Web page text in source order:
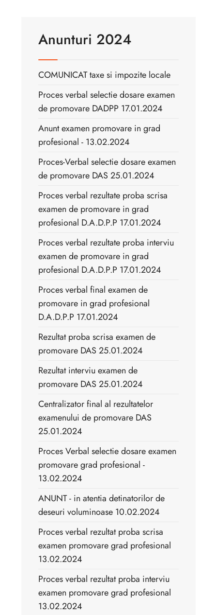
Anunturi 2024
COMUNICAT taxe si impozite locale
Proces verbal selectie dosare examen
de promovare DADPP 17.01.2024
Anunt examen promovare in grad
profesional - 13.02.2024
Proces-Verbal selectie dosare examen
de promovare DAS 25.01.2024
Proces verbal rezultate proba scrisa
examen de promovare in grad
profesional D.A.D.P.P 17.01.2024
Proces verbal rezultate proba interviu
examen de promovare in grad
profesional D.A.D.P.P 17.01.2024
Proces verbal final examen de
promovare in grad profesional
D.A.D.P.P 17.01.2024
Rezultat proba scrisa examen de
promovare DAS 25.01.2024
Rezultat interviu examen de
promovare DAS 25.01.2024
Centralizator final al rezultatelor
examenului de promovare DAS
25.01.2024
Proces Verbal selectie dosare examen
promovare grad profesional -
13.02.2024
ANUNT - in atentia detinatorilor de
deseuri voluminoase 10.02.2024
Proces verbal rezultat proba scrisa
examen promovare grad profesional
13.02.2024
Proces verbal rezultat proba interviu
examen promovare grad profesional
13.02.2024